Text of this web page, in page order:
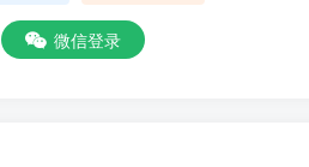
微信登录